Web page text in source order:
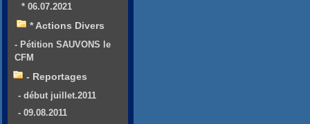
* 06.07.2021
* Actions Divers
- Pétition SAUVONS le
CFM
- Reportages
- début juillet.2011
- 09.08.2011